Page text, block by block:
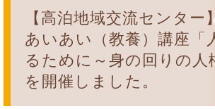
【高泊地域交流センター
あいあい（教養）講座「
るために～身の回りの人
を開催しました。